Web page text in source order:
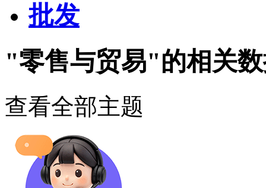
批发
"零售与贸易"的相关
查看全部主题